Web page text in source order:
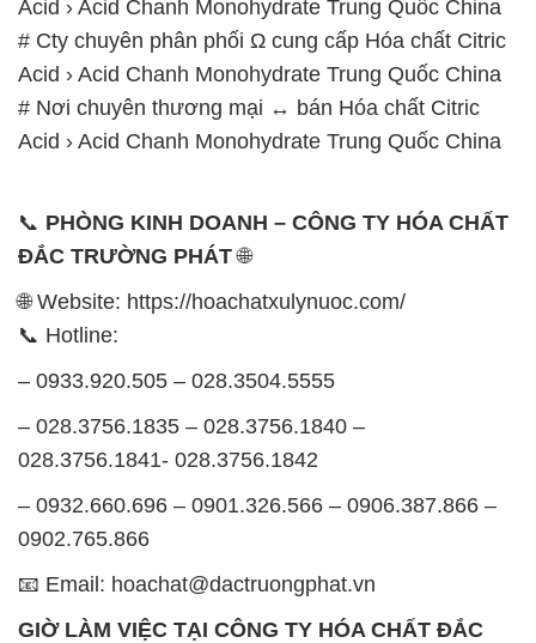
📞PHÒNG KINH DOANH – CÔNG TY HÓA CHẤT
ĐẮC TRƯỜNG PHÁT🌐
🌐 Website: https://hoachatxulynuoc.com/
– 0933.920.505 – 028.3504.5555
028.3756.1841- 028.3756.1842
0902.765.866
📧 Email: hoachat@dactruongphat.vn
TRƯỜNG PHÁT
được tổ chức như sau: